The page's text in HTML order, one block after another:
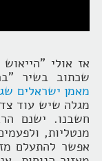
אז אולי
שכתוב בשיר
מאמן ישראלים
מגלה שיש עוד
חשבנו. ישנם
מנטליות,
אפשר להתעלם